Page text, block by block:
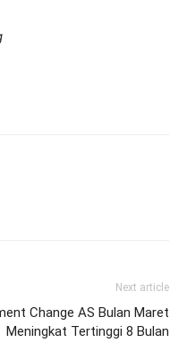
Next article
Change AS Bulan Maret
Meningkat Tertinggi 8 Bulan